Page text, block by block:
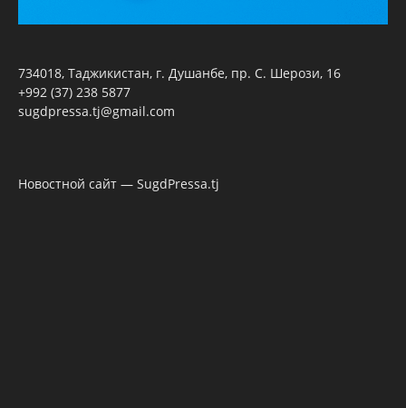
734018, Таджикистан, г. Душанбе, пр. С. Шерози, 16
+992 (37) 238 5877
sugdpressa.tj@gmail.com
Новостной сайт — SugdPressa.tj